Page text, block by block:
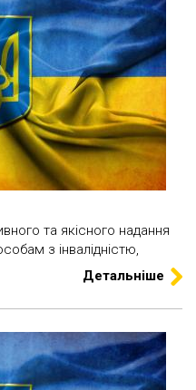
та якісного надання
з інвалідністю,
Детальніше